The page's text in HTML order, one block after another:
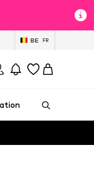
BE FR